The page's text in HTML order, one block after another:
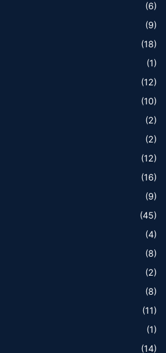
(6)
(9)
(18)
(1)
(12)
(10)
(2)
(2)
(12)
(16)
(9)
(45)
(4)
(8)
(2)
(8)
(11)
(1)
(14)